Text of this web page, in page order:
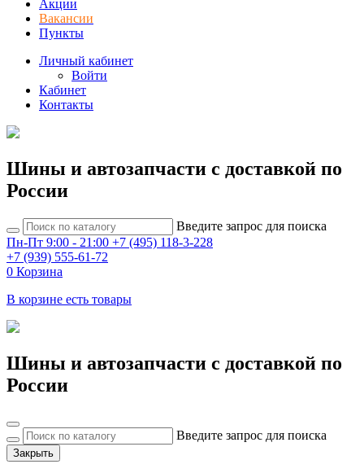
Акции
Вакансии
Пункты
Личный кабинет
Войти
Кабинет
Контакты
Шины и автозапчасти с доставкой по
России
Введите запрос для поиска
Пн-Пт 9:00 - 21:00 +7 (495) 118-3-228
+7 (939) 555-61-72
0 Корзина
В корзине есть товары
Шины и автозапчасти с доставкой по
России
Введите запрос для поиска
Закрыть